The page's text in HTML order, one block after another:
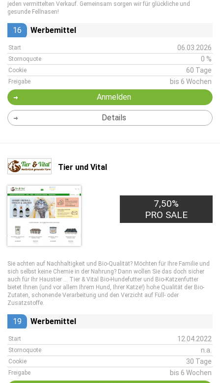
jeden vermittelten Verkauf. Gemeinsam sorgen wir für glückliche und
gesunde Fellnasen!
16 Werbemittel
Start 06.03.2026
Stornoquote 0 %
Cookie 60 Tage
Freigabe bis 6 Wochen
Anmelden
Details
Tier und Vital
7,50%
PRO SALE
Sie achten auf Nachhaltigkeit und Bio-Qualität? Möchten für Ihre Familie und
sich selbst keine Chemie in der Nahrung? Dann wollen Sie das doch sicher
auch für Ihr Haustier ... Tier & Vital Bio-Hundefutter und Bio-Katzenfutter
bietet Ihnen (und vor allem Ihrem Hund, Ihrer Katze!) hohe Qualität der Bio-
Zutaten, schonende Verarbeitung und den Verzicht auf Füll- oder
Zusatzstoffe.
19 Werbemittel
Start 12.04.2022
Stornoquote n.a.
Cookie 30 Tage
Freigabe bis 6 Wochen